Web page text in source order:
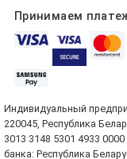
Принимаем
Индивидуальный
220045, Республика
3013 3148 5301 4933
банка: Республика